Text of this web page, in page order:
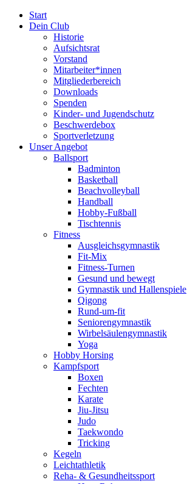
Start
Dein Club
Historie
Aufsichtsrat
Vorstand
Mitarbeiter*innen
Mitgliederbereich
Downloads
Spenden
Kinder- und Jugendschutz
Beschwerdebox
Sportverletzung
Unser Angebot
Ballsport
Badminton
Basketball
Beachvolleyball
Handball
Hobby-Fußball
Tischtennis
Fitness
Ausgleichsgymnastik
Fit-Mix
Fitness-Turnen
Gesund und bewegt
Gymnastik und Hallenspiele
Qigong
Rund-um-fit
Seniorengymnastik
Wirbelsäulengymnastik
Yoga
Hobby Horsing
Kampfsport
Boxen
Fechten
Karate
Jiu-Jitsu
Judo
Taekwondo
Tricking
Kegeln
Leichtathletik
Reha- & Gesundheitssport